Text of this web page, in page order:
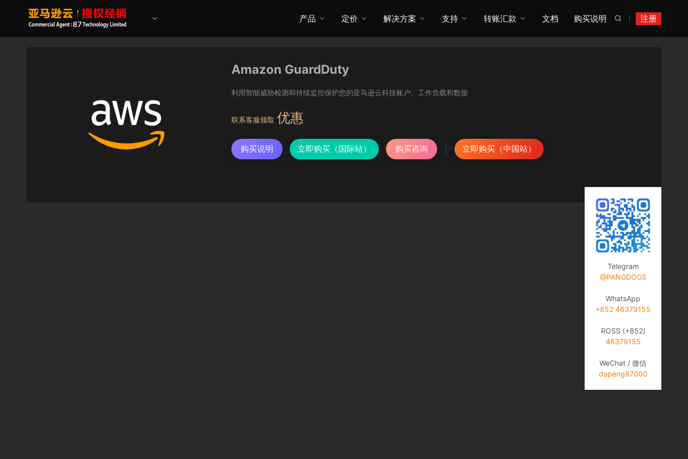
注册

产品 定价 解决方案 支持 转账汇款 文档 购买说明
Amazon GuardDuty
利用智能威胁检测和持续监控保护您的亚马逊云科技账户、工作负载和数据
联系客服领取 优惠
购买说明 立即购买（国际站） 购买咨询 立即购买（中国站）
Telegram
@PANGDOGS
WhatsApp
+852 46379155
ROSS (+852)
46379155
WeChat / 微信
dapeng87000